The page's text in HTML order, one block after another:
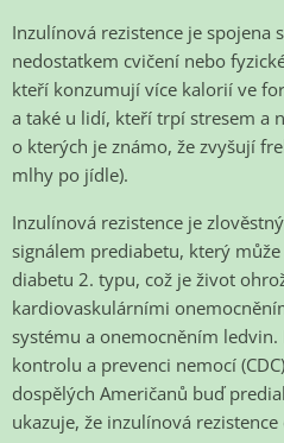
Inzulínová rezistence je spojena
nedostatkem cvičení nebo
kteří konzumují více kalorií ve
a také u lidí, kteří trpí stresem a
o kterých je známo, že zvyšují
mlhy po jídle).
Inzulínová rezistence je
signálem prediabetu, který
diabetu 2. typu, což je život
kardiovaskulárními
systému a onemocněním ledvin.
kontrolu a prevenci nemocí (CDC)
dospělých Američanů buď
ukazuje, že inzulínová